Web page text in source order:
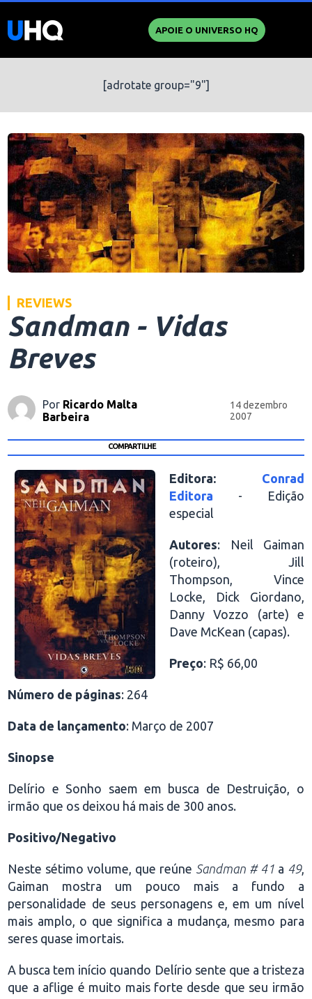
APOIE O UNIVERSO HQ
[adrotate group="9"]
REVIEWS
Sandman - Vidas
Breves
Por Ricardo Malta
Barbeira
14 dezembro
2007
COMPARTILHE
Editora:
Conrad
Editora - Edição
especial
Autores: Neil Gaiman
(roteiro), Jill
Thompson, Vince
Locke, Dick Giordano,
Danny Vozzo (arte) e
Dave McKean (capas).
Preço: R$ 66,00
Número de páginas: 264
Data de lançamento: Março de 2007
Sinopse
Delírio e Sonho saem em busca de Destruição, o
irmão que os deixou há mais de 300 anos.
Positivo/Negativo
Neste sétimo volume, que reúne Sandman # 41a 49,
Gaiman mostra um pouco mais a fundo a
personalidade de seus personagens e, em um nível
mais amplo, o que significa a mudança, mesmo para
seres quase imortais.
A busca tem início quando Delírio sente que a tristeza
que a aflige é muito mais forte desde que seu irmão